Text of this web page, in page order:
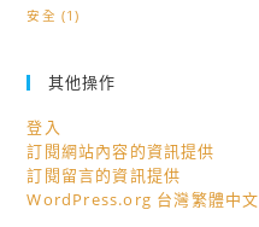
安全 (1)
其他操作
登入
訂閱網站內容的資訊提供
訂閱留言的資訊提供
WordPress.org 台灣繁體中文